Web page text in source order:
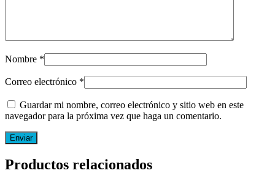
Nombre *
Correo electrónico *
Guardar mi nombre, correo electrónico y sitio web en este
navegador para la próxima vez que haga un comentario.
Productos relacionados